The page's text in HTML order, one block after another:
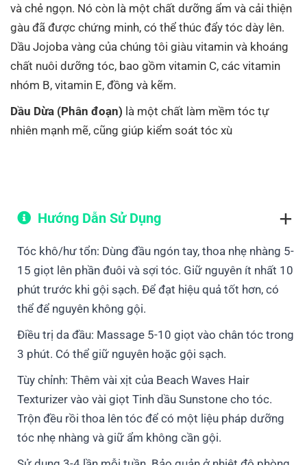
và chẻ ngọn. Nó còn là một chất dưỡng ẩm và cải thiện
gàu đã được chứng minh, có thể thúc đẩy tóc dày lên.
Dầu Jojoba vàng của chúng tôi giàu vitamin và khoáng
chất nuôi dưỡng tóc, bao gồm vitamin C, các vitamin
nhóm B, vitamin E, đồng và kẽm.
Dầu Dừa (Phân đoạn) là một chất làm mềm tóc tự
nhiên mạnh mẽ, cũng giúp kiểm soát tóc xù
Hướng Dẫn Sử Dụng
Tóc khô/hư tổn: Dùng đầu ngón tay, thoa nhẹ nhàng 5-
15 giọt lên phần đuôi và sợi tóc. Giữ nguyên ít nhất 10
phút trước khi gội sạch. Để đạt hiệu quả tốt hơn, có
thể để nguyên không gội.
Điều trị da đầu: Massage 5-10 giọt vào chân tóc trong
3 phút. Có thể giữ nguyên hoặc gội sạch.
Tùy chỉnh: Thêm vài xịt của Beach Waves Hair
Texturizer vào vài giọt Tinh dầu Sunstone cho tóc.
Trộn đều rồi thoa lên tóc để có một liệu pháp dưỡng
tóc nhẹ nhàng và giữ ẩm không cần gội.